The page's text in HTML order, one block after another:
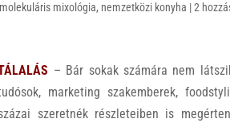
molekuláris mixológia, nemzetközi konyha |2
– Bár sokak számára nem
marketing szakemberek,
szeretnék részleteiben is